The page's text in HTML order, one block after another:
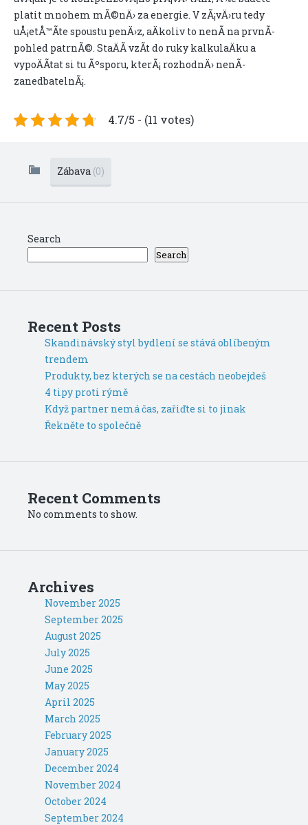
platit mnohem mÃ©nÄ› za energie. V zÃ¡vÄ›ru tedy
uÅ¡etÅ™Ã­te spoustu penÄ›z, aÄkoliv to nenÃ­ na prvnÃ­
pohled patrnÃ©. StaÄÃ­ vzÃ­t do ruky kalkulaÄku a
vypoÄÃ­tat si tu Ãºsporu, kterÃ¡ rozhodnÄ› nenÃ­
zanedbatelnÃ¡.
4.7/5 - (11 votes)
Zábava (0)
Search
Search
Recent Posts
Skandinávský styl bydlení se stává oblíbeným
trendem
Produkty, bez kterých se na cestách neobejdeš
4 tipy proti rýmě
Když partner nemá čas, zařiďte si to jinak
Řekněte to společně
Recent Comments
No comments to show.
Archives
November 2025
September 2025
August 2025
July 2025
June 2025
May 2025
April 2025
March 2025
February 2025
January 2025
December 2024
November 2024
October 2024
September 2024